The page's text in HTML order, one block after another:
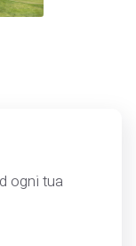
ogni tua